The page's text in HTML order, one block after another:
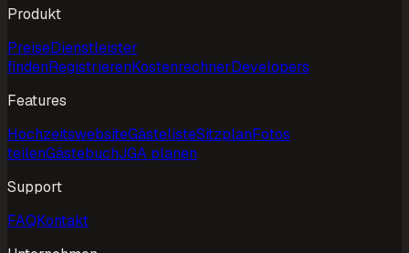
Produkt
PreiseDienstleister
findenRegistrierenKostenrechnerDevelopers
Features
HochzeitswebsiteGästelisteSitzplanFotos
teilenGästebuchJGA planen
Support
FAQKontakt